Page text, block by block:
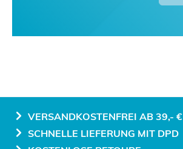
VERSANDKOSTENFREI AB 39,- €
SCHNELLE LIEFERUNG MIT DPD